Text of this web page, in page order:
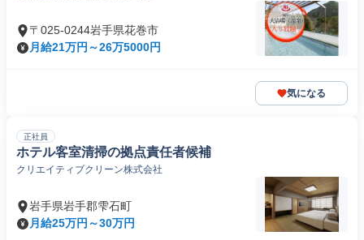
〒025-0244岩手県花巻市
月給21万円～26万5000円
気になる
正社員
ホテル客室清掃の拠点責任者候補
クリエイティブクリーン株式会社
岩手県岩手郡雫石町
月給25万円～30万円